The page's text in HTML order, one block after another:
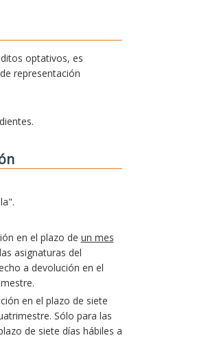
optativos, es
representación
en el plazo de un mes
asignaturas del
a devolución en el
en el plazo de siete
Sólo para las
de siete días hábiles a